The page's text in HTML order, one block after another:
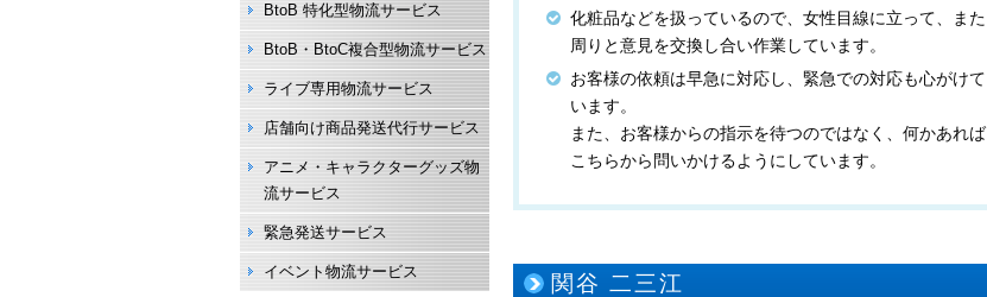
化粧品などを扱っているので、女性目線に立って、また
周りと意見を交換し合い作業しています。
お客様の依頼は早急に対応し、緊急での対応も心がけて
います。
また、お客様からの指示を待つのではなく、何かあれば
こちらから問いかけるようにしています。
関谷 二三江
BtoB 特化型物流サービス
BtoB・BtoC複合型物流サービス
ライブ専用物流サービス
店舗向け商品発送代行サービス
アニメ・キャラクターグッズ物
流サービス
緊急発送サービス
イベント物流サービス